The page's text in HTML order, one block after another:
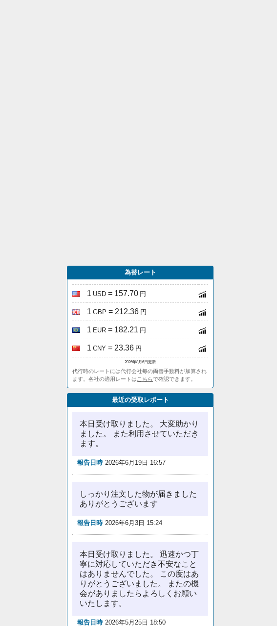
為替レート
1 USD = 157.70 円
1 GBP = 212.36 円
1 EUR = 182.21 円
1 CNY = 23.36 円
2026年8月6日更新
代行時のレートには代行会社毎の両替手数料が加算され
ます。各社の適用レートは こちらで確認できます。
最近の受取レポート
本日受け取りました。 大変助かり
ました。 また利用させていただき
ます。
報告日時 2026年6月19日 16:57
しっかり注文した物が届きました
ありがとうございます
報告日時 2026年6月3日 15:24
本日受け取りました。 迅速かつ丁
寧に対応していただき不安なこと
はありませんでした。 この度はあ
りがとうございました。 またの機
会がありましたらよろしくお願い
いたします。
報告日時 2026年5月25日 18:50